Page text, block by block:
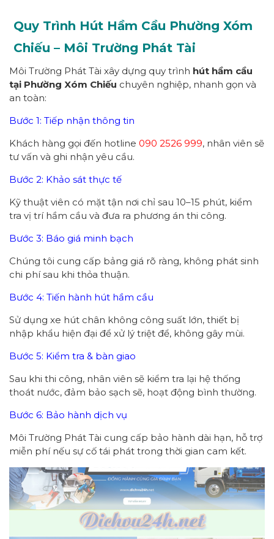
Quy Trình Hút Hầm Cầu Phường Xóm
Chiếu – Môi Trường Phát Tài
Môi Trường Phát Tài xây dựng quy trình hút hầm cầu
tại Phường Xóm Chiếu chuyên nghiệp, nhanh gọn và
an toàn:
Bước 1: Tiếp nhận thông tin
Khách hàng gọi đến hotline 090 2526 999, nhân viên sẽ
tư vấn và ghi nhận yêu cầu.
Bước 2: Khảo sát thực tế
Kỹ thuật viên có mặt tận nơi chỉ sau 10–15 phút, kiểm
tra vị trí hầm cầu và đưa ra phương án thi công.
Bước 3: Báo giá minh bạch
Chúng tôi cung cấp bảng giá rõ ràng, không phát sinh
chi phí sau khi thỏa thuận.
Bước 4: Tiến hành hút hầm cầu
Sử dụng xe hút chân không công suất lớn, thiết bị
nhập khẩu hiện đại để xử lý triệt để, không gây mùi.
Bước 5: Kiểm tra & bàn giao
Sau khi thi công, nhân viên sẽ kiểm tra lại hệ thống
thoát nước, đảm bảo sạch sẽ, hoạt động bình thường.
Bước 6: Bảo hành dịch vụ
Môi Trường Phát Tài cung cấp bảo hành dài hạn, hỗ trợ
miễn phí nếu sự cố tái phát trong thời gian cam kết.